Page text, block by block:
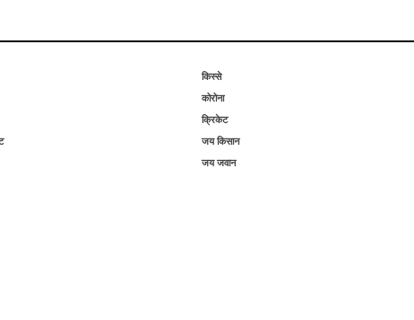
किस्से
कोरोना
क्रिकेट
जय किसान
जय जवान